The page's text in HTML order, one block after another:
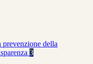
prevenzione della
3